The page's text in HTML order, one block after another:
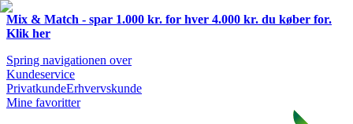
Mix & Match - spar 1.000 kr. for hver 4.000 kr. du køber for.
Klik her
Spring navigationen over
Kundeservice
PrivatkundeErhvervskunde
Mine favoritter